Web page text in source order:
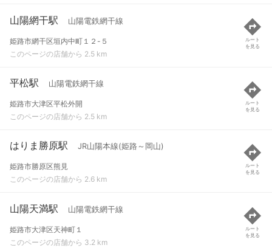
山陽網干駅 山陽電鉄網干線
姫路市網干区垣内中町１２-５
このページの店舗から 2.5 km
ルート
を見る
平松駅 山陽電鉄網干線
姫路市大津区平松外開
このページの店舗から 2.5 km
ルート
を見る
はりま勝原駅 JR山陽本線(姫路～岡山)
姫路市勝原区熊見
このページの店舗から 2.6 km
ルート
を見る
山陽天満駅 山陽電鉄網干線
姫路市大津区天神町１
このページの店舗から 3.2 km
ルート
を見る